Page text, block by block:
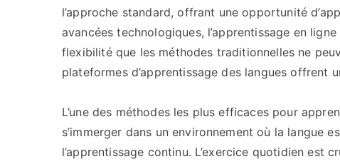
l’approche standard, offrant une opportunité
avancées technologiques, l’apprentissage en
flexibilité que les méthodes traditionnelles ne
plateformes d’apprentissage des langues offrent
L’une des méthodes les plus efficaces pour
s’immerger dans un environnement où la langue
l’apprentissage continu. L’exercice quotidien est